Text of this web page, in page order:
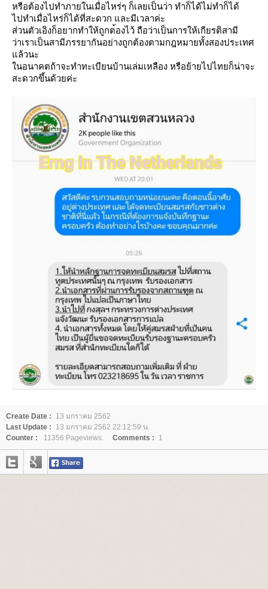
หรือต้องไปทำภายในเมื่อไหร่ๆ ก็เลยเป็นว่า ทำก็ได้ไม่ทำก็ได้
ไปทำเมื่อไหร่ก็ได้ที่สะดวก ละมีเวลาค่ะ
ส่วนตัวเอิงก็อยากทำให้ถูกต้องไว้ ถือว่าเป็นการให้เกียรติสาม
ว่าเราเป็นสามีภรรยากันอย่างถูกต้องตามกฎหมายทั้งสองประเทศ
ล้วนะ
นอนาคตถ้าจะทำทะเบียนบ้านเล่มเหลือง หรือย้ายไปไทยก็น่าจะ
สะดวกขึ้นด้วยค่ะ
Create Date :
13 มกราคม 2562
Last Update :
13 มกราคม 2562 22:12:59 น.
Counter :
11356 Pageviews. Comments : 1